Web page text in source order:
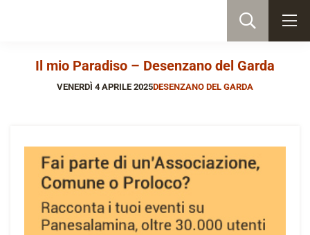
Il mio Paradiso – Desenzano del Garda
VENERDÌ 4 APRILE 2025DESENZANO DEL GARDA